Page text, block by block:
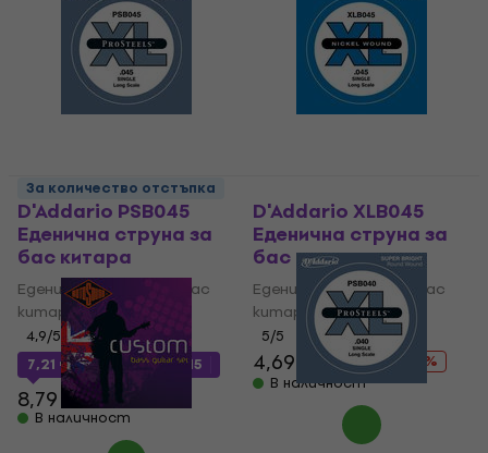
D'Addario PSB045
Еденична струна за
бас китара
Еденична струна за бас
китара
4,9/5
7,21 €с код MUZMUZ-15
8,79 €
В наличност
D'Addario XLB045
Еденична струна за
бас китара
Еденична струна за бас
китара
5/5
4,69 € 6,19 €
- 24 %
В наличност
За количество отстъпка